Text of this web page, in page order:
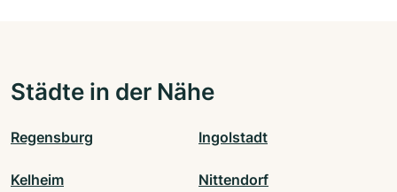
Städte in der Nähe
Regensburg Ingolstadt
Kelheim Nittendorf